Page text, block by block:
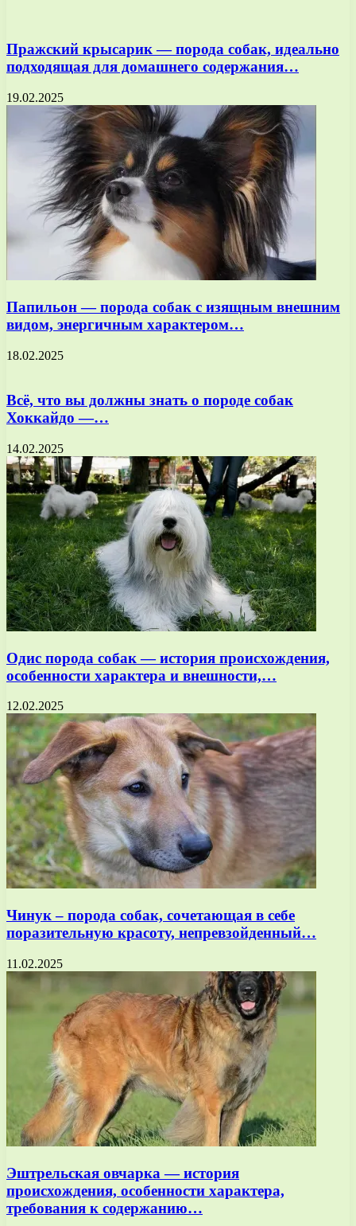
Пражский крысарик — порода собак, идеально
подходящая для домашнего содержания…
19.02.2025
Папильон — порода собак с изящным внешним
видом, энергичным характером…
18.02.2025
Всё, что вы должны знать о породе собак
Хоккайдо —…
14.02.2025
Одис порода собак — история происхождения,
особенности характера и внешности,…
12.02.2025
Чинук – порода собак, сочетающая в себе
поразительную красоту, непревзойденный…
11.02.2025
Эштрельская овчарка — история
происхождения, особенности характера,
требования к содержанию…